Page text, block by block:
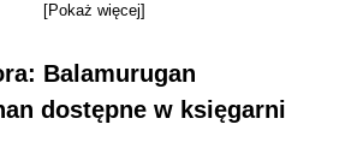
[Pokaż więcej]
Balamurugan
dostępne w księgarni